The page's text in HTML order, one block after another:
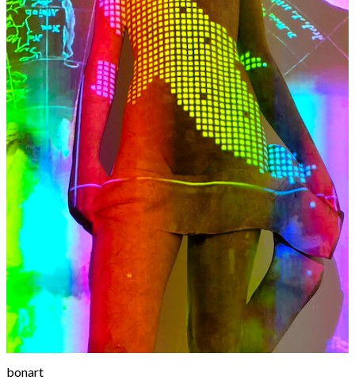
bonart